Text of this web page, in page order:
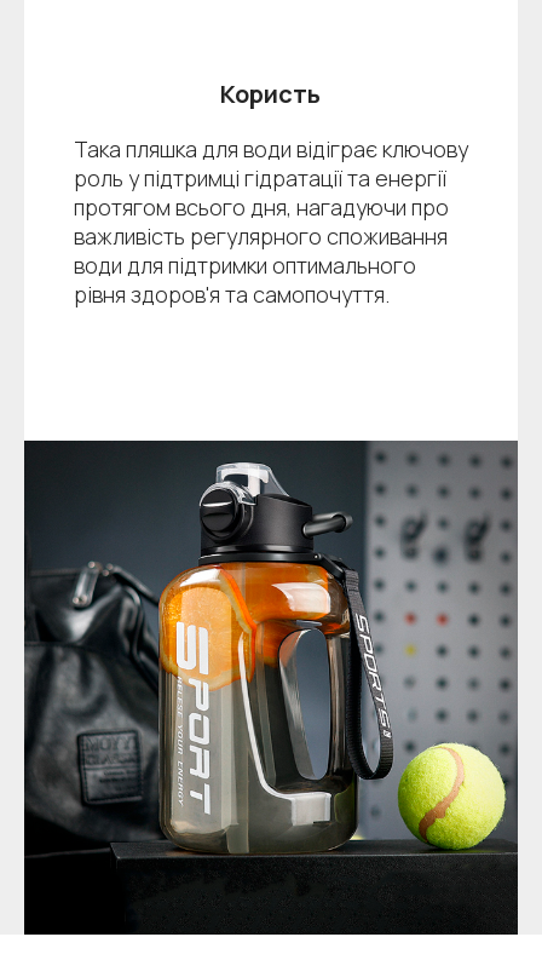
Користь
Така пляшка для води відіграє ключову
роль у підтримці гідратації та енергії
протягом всього дня, нагадуючи про
важливість регулярного споживання
води для підтримки оптимального
рівня здоров'я та самопочуття.